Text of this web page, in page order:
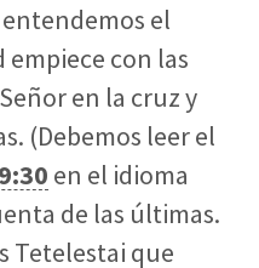
entendemos el
empiece con las
en la cruz y
(Debemos leer el
en el idioma
de las últimas.
Tetelestai que